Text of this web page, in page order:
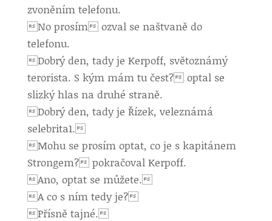
zvoněním telefonu.
No prosím ozval se naštvaně do
telefonu.
Dobrý den, tady je Kerpoff, světoznámý
terorista. S kým mám tu čest? optal se
slizký hlas na druhé straně.
Dobrý den, tady je Řízek, veleznámá
selebrita1.
Mohu se prosím optat, co je s kapitánem
Strongem? pokračoval Kerpoff.
Ano, optat se můžete.
A co s ním tedy je?
Přísně tajné.